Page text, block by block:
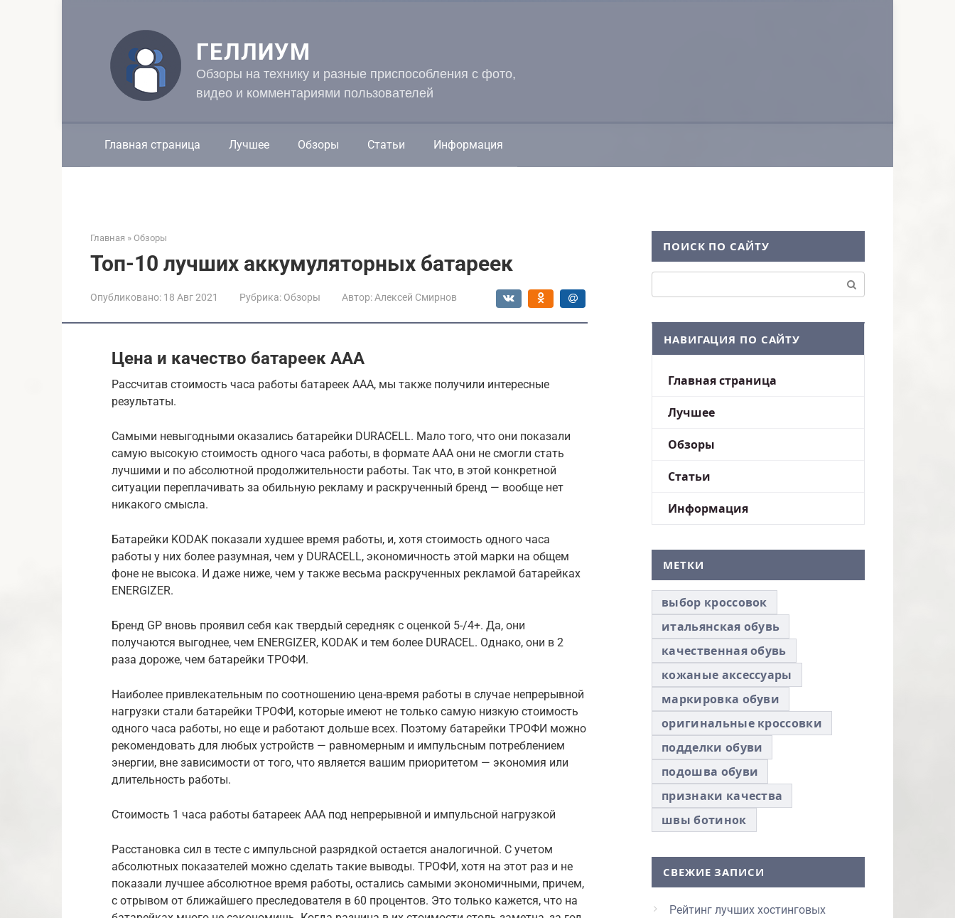
ГЕЛЛИУМ
Обзоры на технику и разные приспособления с фото,
видео и комментариями пользователей
Главная страница Лучшее Обзоры Статьи Информация
Главная » Обзоры
Топ-10 лучших аккумуляторных батареек
Опубликовано: 18 Авг 2021 Рубрика: Обзоры Автор: Алексей Смирнов
Цена и качество батареек ААА
Рассчитав стоимость часа работы батареек ААА, мы также получили интересные
результаты.
Самыми невыгодными оказались батарейки DURACELL. Мало того, что они показали
самую высокую стоимость одного часа работы, в формате ААА они не смогли стать
лучшими и по абсолютной продолжительности работы. Так что, в этой конкретной
ситуации переплачивать за обильную рекламу и раскрученный бренд — вообще нет
никакого смысла.
Батарейки KODAK показали худшее время работы, и, хотя стоимость одного часа
работы у них более разумная, чем у DURACELL, экономичность этой марки на общем
фоне не высока. И даже ниже, чем у также весьма раскрученных рекламой батарейках
ENERGIZER.
Бренд GP вновь проявил себя как твердый середняк с оценкой 5-/4+. Да, они
получаются выгоднее, чем ENERGIZER, KODAK и тем более DURACEL. Однако, они в 2
раза дороже, чем батарейки ТРОФИ.
Наиболее привлекательным по соотношению цена-время работы в случае непрерывной
нагрузки стали батарейки ТРОФИ, которые имеют не только самую низкую стоимость
одного часа работы, но еще и работают дольше всех. Поэтому батарейки ТРОФИ можно
рекомендовать для любых устройств — равномерным и импульсным потреблением
энергии, вне зависимости от того, что является вашим приоритетом — экономия или
длительность работы.
Стоимость 1 часа работы батареек ААА под непрерывной и импульсной нагрузкой
Расстановка сил в тесте с импульсной разрядкой остается аналогичной. С учетом
абсолютных показателей можно сделать такие выводы. ТРОФИ, хотя на этот раз и не
показали лучшее абсолютное время работы, остались самыми экономичными, причем,
с отрывом от ближайшего преследователя в 60 процентов. Это только кажется, что на
ПОИСК ПО САЙТУ
НАВИГАЦИЯ ПО САЙТУ
Главная страница
Лучшее
Обзоры
Статьи
Информация
МЕТКИ
выбор кроссовок
итальянская обувь
качественная обувь
кожаные аксессуары
маркировка обуви
оригинальные кроссовки
подделки обуви
подошва обуви
признаки качества
швы ботинок
СВЕЖИЕ ЗАПИСИ
Рейтинг лучших хостинговых